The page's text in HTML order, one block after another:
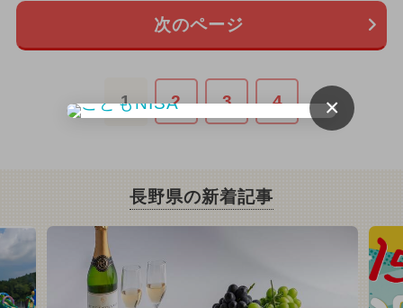
次のページ
1 2 3 4
長野県の新着記事
×